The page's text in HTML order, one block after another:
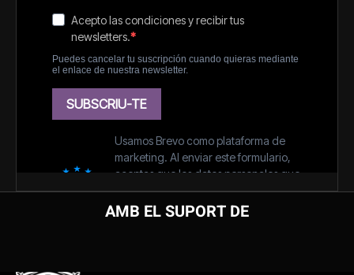
AMB EL SUPORT DE